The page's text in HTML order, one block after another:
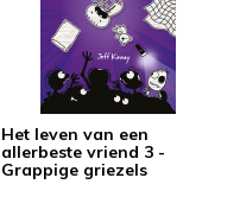
Het leven van een
allerbeste vriend 3 -
Grappige griezels